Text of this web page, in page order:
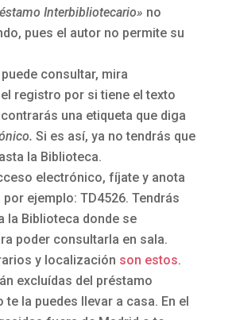
Interbibliotecario» no
pues el autor no permite su
consultar, mira
registro por si tiene el texto
una etiqueta que diga
Si es así, ya no tendrás que
la Biblioteca.
electrónico, fíjate y anota
ejemplo: TD4526. Tendrás
la Biblioteca donde se
poder consultarla en sala.
y localización son estos.
excluídas del préstamo
te la puedes llevar a casa. En el